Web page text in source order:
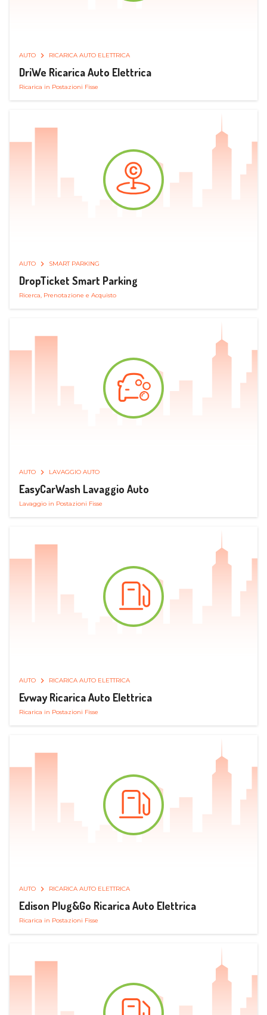
AUTO RICARICA AUTO ELETTRICA
DriWe Ricarica Auto Elettrica
Ricarica in Postazioni Fisse
AUTO SMART PARKING
DropTicket Smart Parking
Ricerca, Prenotazione e Acquisto
AUTO LAVAGGIO AUTO
EasyCarWash Lavaggio Auto
Lavaggio in Postazioni Fisse
AUTO RICARICA AUTO ELETTRICA
Evway Ricarica Auto Elettrica
Ricarica in Postazioni Fisse
AUTO RICARICA AUTO ELETTRICA
Edison Plug&Go Ricarica Auto Elettrica
Ricarica in Postazioni Fisse